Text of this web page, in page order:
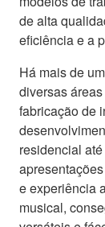
de alta
eficiência e a
Há mais de
diversas
fabricação de
residencial
e experiência
musical,